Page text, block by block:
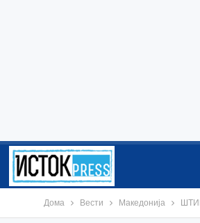
Дома Вести Македонија